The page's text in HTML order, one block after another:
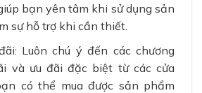
bạn yên tâm khi sử dụng sản
sự hỗ trợ khi cần thiết.
Luôn chú ý đến các chương
và ưu đãi đặc biệt từ các cửa
có thể mua được sản phẩm